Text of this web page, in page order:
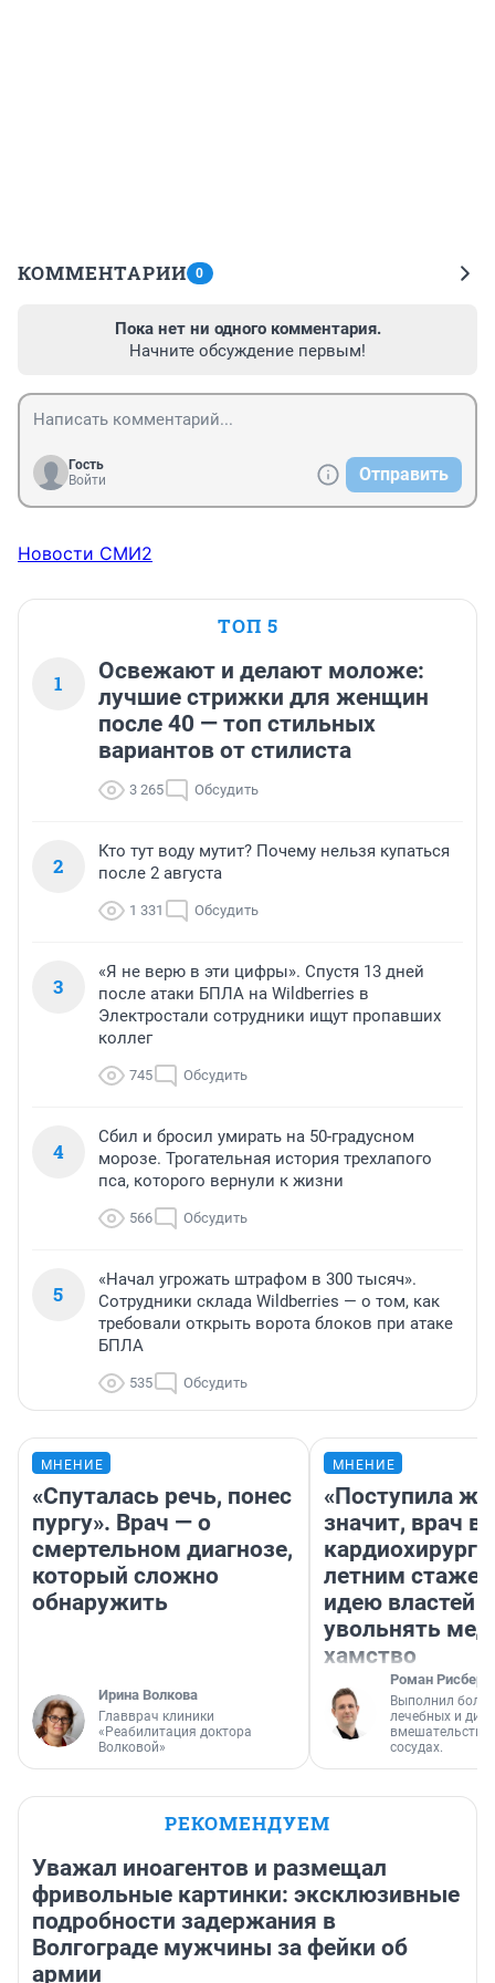
КОММЕНТАРИИ 0
Пока нет ни одного комментария.
Начните обсуждение первым!
Гость
Войти
Отправить
Новости СМИ2
ТОП 5
1
Освежают и делают моложе:
лучшие стрижки для женщин
после 40 — топ стильных
вариантов от стилиста
3 265 Обсудить
2
Кто тут воду мутит? Почему нельзя купаться
после 2 августа
1 331 Обсудить
3
«Я не верю в эти цифры». Спустя 13 дней
после атаки БПЛА на Wildberries в
Электростали сотрудники ищут пропавших
коллег
745 Обсудить
4
Сбил и бросил умирать на 50-градусном
морозе. Трогательная история трехлапого
пса, которого вернули к жизни
566 Обсудить
5
«Начал угрожать штрафом в 300 тысяч».
Сотрудники склада Wildberries — о том, как
требовали открыть ворота блоков при атаке
БПЛА
535 Обсудить
МНЕНИЕ
«Спуталась речь, понес
пургу». Врач — о
смертельном диагнозе,
который сложно
обнаружить
Ирина Волкова
Главврач клиники
«Реабилитация доктора
Волковой»
МНЕНИЕ
«Поступила
значит, врач
кардиохирург
летним
идею властей
увольнять
хамство
Роман Рисберг
Выполнил
лечебных и
вмешательств
сосудах.
РЕКОМЕНДУЕМ
Уважал иноагентов и размещал
фривольные картинки: эксклюзивные
подробности задержания в
Волгограде мужчины за фейки об
армии